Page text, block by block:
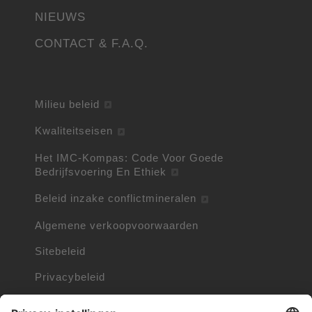
NIEUWS
CONTACT & F.A.Q.
Milieu beleid
Kwaliteitseisen
Het IMC-Kompas: Code Voor Goede
Bedrijfsvoering En Ethiek
Beleid inzake conflictmineralen
Algemene verkoopvoorwaarden
Sitebeleid
Privacybeleid